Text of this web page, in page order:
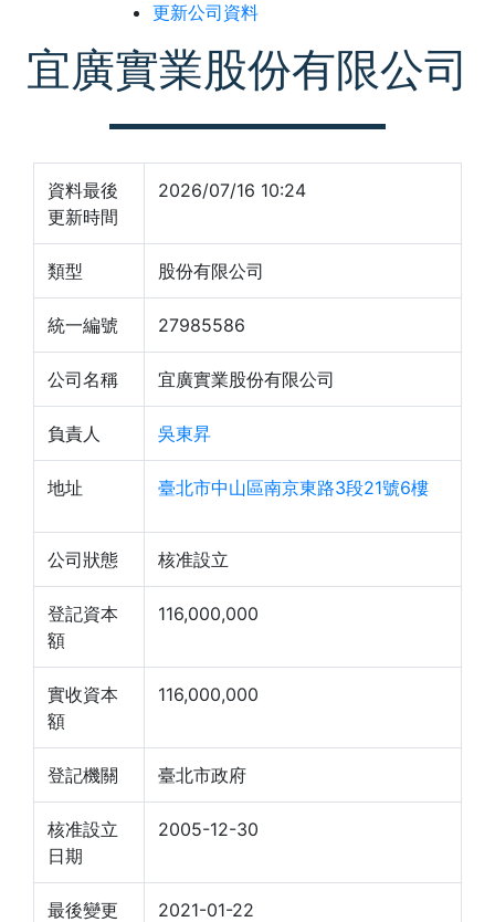
更新公司資料
宜廣實業股份有限公司
資料最後
更新時間
2026/07/16 10:24
類型 股份有限公司
統一編號 27985586
公司名稱 宜廣實業股份有限公司
負責人 吳東昇
地址 臺北市中山區南京東路3段21號6樓
公司狀態 核准設立
登記資本
額
116,000,000
實收資本
額
116,000,000
登記機關 臺北市政府
核准設立
日期
2005-12-30
最後變更
2021-01-22